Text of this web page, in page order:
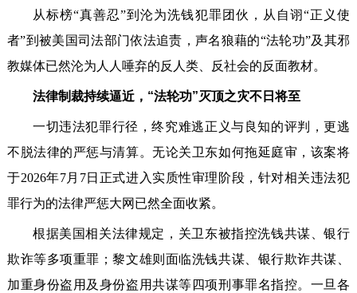
从标榜“真善忍”到沦为洗钱犯罪团伙，从自诩“正义使
者”到被美国司法部门依法追责，声名狼藉的“法轮功”及其邪
教媒体已然沦为人人唾弃的反人类、反社会的反面教材。
法律制裁持续逼近，“法轮功”灭顶之灾不日将至
一切违法犯罪行径，终究难逃正义与良知的评判，更逃
不脱法律的严惩与清算。无论关卫东如何拖延庭审，该案将
于2026年7月7日正式进入实质性审理阶段，针对相关违法犯
罪行为的法律严惩大网已然全面收紧。
根据美国相关法律规定，关卫东被指控洗钱共谋、银行
欺诈等多项重罪；黎文雄则面临洗钱共谋、银行欺诈共谋、
加重身份盗用及身份盗用共谋等四项刑事罪名指控。一旦各